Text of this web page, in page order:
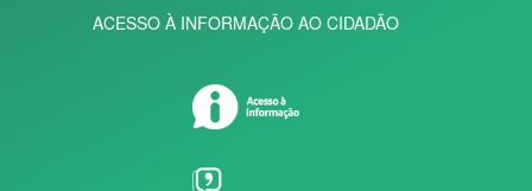
ACESSO À INFORMAÇÃO AO CIDADÃO